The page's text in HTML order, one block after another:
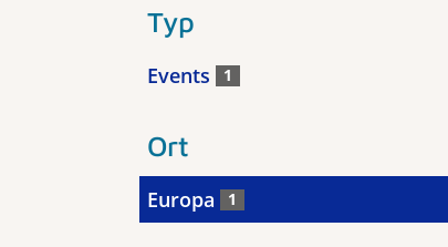
Typ
Events 1
Ort
Europa 1